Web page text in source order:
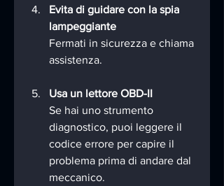
Evita di guidare con la spia
lampeggiante
Fermati in sicurezza e chiama
assistenza.
Usa un lettore OBD-II
Se hai uno strumento
diagnostico, puoi leggere il
codice errore per capire il
problema prima di andare dal
meccanico.